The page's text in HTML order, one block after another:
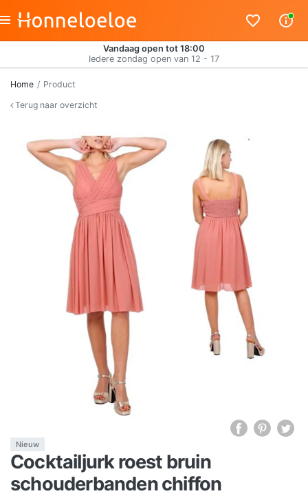
Vandaag open tot 18:00
Iedere zondag open van 12 - 17
Home
Product
Terug naar overzicht
Nieuw
Cocktailjurk roest bruin
schouderbanden chiffon